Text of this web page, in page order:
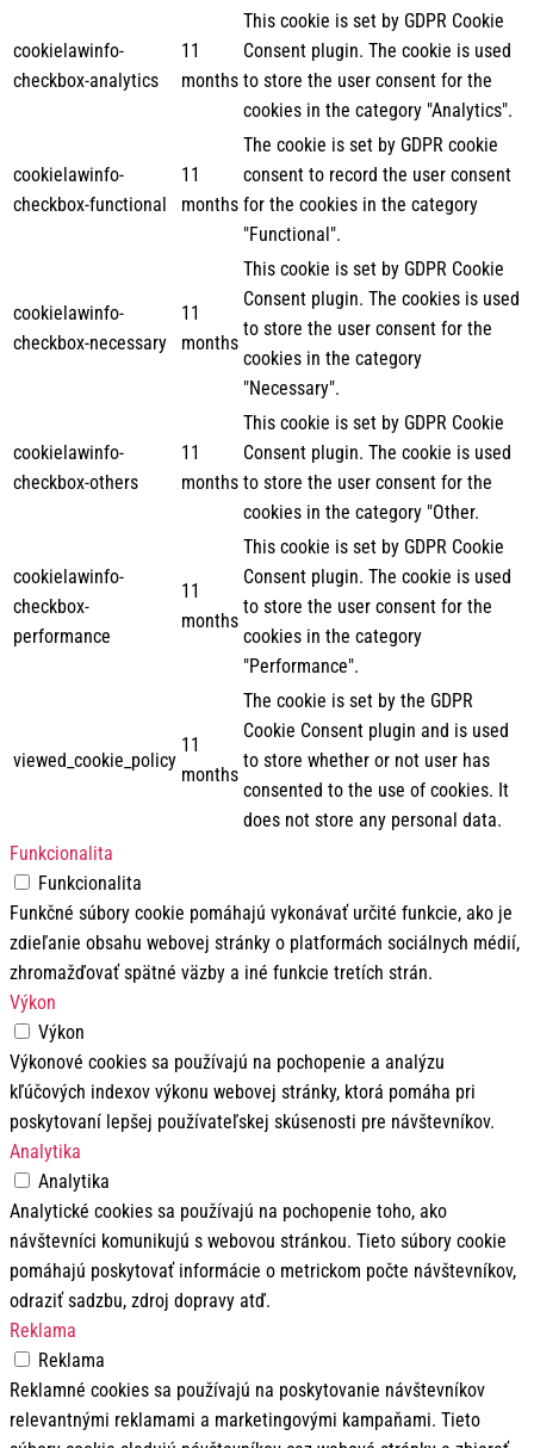
cookielawinfo-
checkbox-analytics
11
months
This cookie is set by GDPR Cookie
Consent plugin. The cookie is used
to store the user consent for the
cookies in the category "Analytics".
cookielawinfo-
checkbox-functional
11
months
The cookie is set by GDPR cookie
consent to record the user consent
for the cookies in the category
"Functional".
cookielawinfo-
checkbox-necessary
11
months
This cookie is set by GDPR Cookie
Consent plugin. The cookies is used
to store the user consent for the
cookies in the category
"Necessary".
cookielawinfo-
checkbox-others
11
months
This cookie is set by GDPR Cookie
Consent plugin. The cookie is used
to store the user consent for the
cookies in the category "Other.
cookielawinfo-
checkbox-
performance
11
months
This cookie is set by GDPR Cookie
Consent plugin. The cookie is used
to store the user consent for the
cookies in the category
"Performance".
viewed_cookie_policy
11
months
The cookie is set by the GDPR
Cookie Consent plugin and is used
to store whether or not user has
consented to the use of cookies. It
does not store any personal data.
Funkcionalita
Funkcionalita
Funkčné súbory cookie pomáhajú vykonávať určité funkcie, ako je
zdieľanie obsahu webovej stránky o platformách sociálnych médií,
zhromažďovať spätné väzby a iné funkcie tretích strán.
Výkon
Výkon
Výkonové cookies sa používajú na pochopenie a analýzu
kľúčových indexov výkonu webovej stránky, ktorá pomáha pri
poskytovaní lepšej používateľskej skúsenosti pre návštevníkov.
Analytika
Analytika
Analytické cookies sa používajú na pochopenie toho, ako
návštevníci komunikujú s webovou stránkou. Tieto súbory cookie
pomáhajú poskytovať informácie o metrickom počte návštevníkov,
odraziť sadzbu, zdroj dopravy atď.
Reklama
Reklama
Reklamné cookies sa používajú na poskytovanie návštevníkov
relevantnými reklamami a marketingovými kampaňami. Tieto